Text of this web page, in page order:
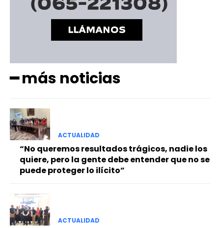
━ más noticias
ACTUALIDAD
“No queremos resultados trágicos, nadie los
quiere, pero la gente debe entender que no se
puede proteger lo ilícito”
ACTUALIDAD